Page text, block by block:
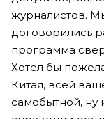
журналистов.
договорились
программа
Хотел бы
Китая, всей
самобытной, ну